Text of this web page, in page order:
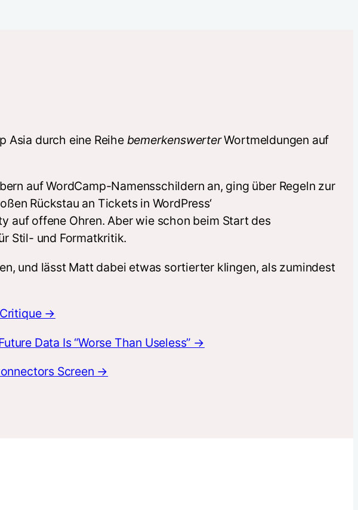
Asia durch eine Reihe bemerkenswerterWortmeldungen auf
auf WordCamp-Namensschildern an, ging über Regeln zur
Rückstau an Tickets in WordPress‘
auf offene Ohren. Aber wie schon beim Start des
Stil- und Formatkritik.
und lässt Matt dabei etwas sortierter klingen, als zumindest
Critique →
Data Is “Worse Than Useless” →
Screen →